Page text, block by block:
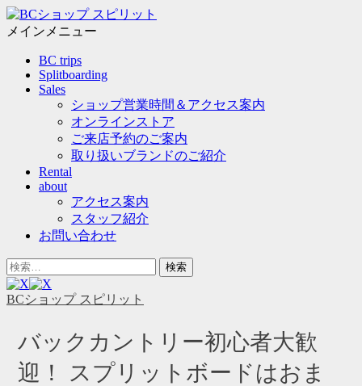
メ
ニ
メインメニュー
BC trips
Splitboarding
Sales
ショップ営業時間＆アクセス案内
オンラインストア
ご来店予約のご案内
取り扱いブランドのご紹介
Rental
about
アクセス案内
スタッフ紹介
お問い合わせ
ヘ
ッ
ダ
イ
検
索
対
BCショップ スピリット
バックカントリー初心者大歓
迎！ スプリットボードはおま